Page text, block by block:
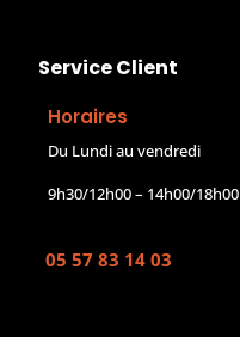
Service Client
Horaires
Du Lundi au vendredi
9h30/12h00 – 14h00/18h00
05 57 83 14 03